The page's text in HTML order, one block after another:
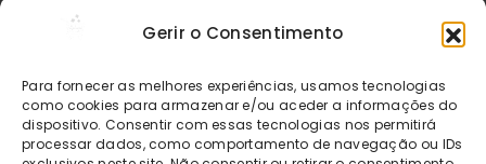
Gerir o Consentimento
Para fornecer as melhores experiências, usamos tecnologias
como cookies para armazenar e/ou aceder a informações do
dispositivo. Consentir com essas tecnologias nos permitirá
processar dados, como comportamento de navegação ou IDs
geral@etiquetas-online.pt
Os preços indicados incluem IVA à taxa legal em vigor. Todos